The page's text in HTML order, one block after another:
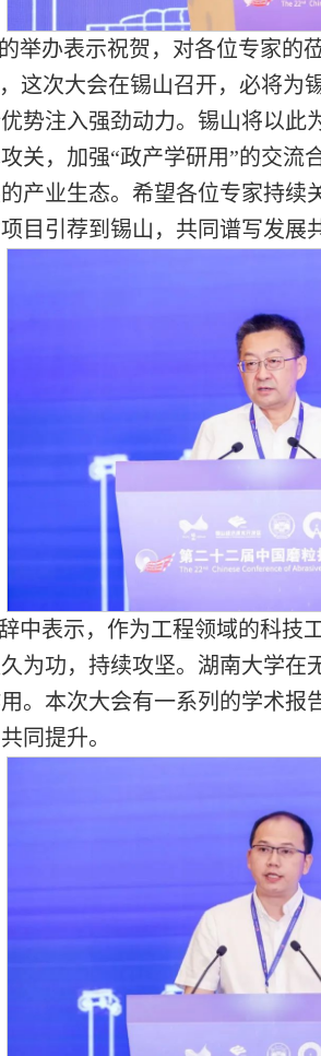
举办表示祝贺，对各位专家的
这次大会在锡山召开，必将为
势注入强劲动力。锡山将以此
关，加强“政产学研用”的交流
产业生态。希望各位专家持续
目引荐到锡山，共同谱写发展
中表示，作为工程领域的科技
为功，持续攻坚。湖南大学在
。本次大会有一系列的学术报
同提升。